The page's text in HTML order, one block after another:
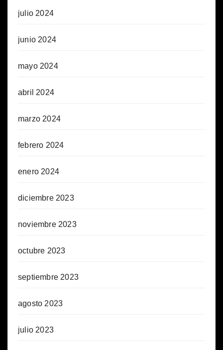
julio 2024
junio 2024
mayo 2024
abril 2024
marzo 2024
febrero 2024
enero 2024
diciembre 2023
noviembre 2023
octubre 2023
septiembre 2023
agosto 2023
julio 2023